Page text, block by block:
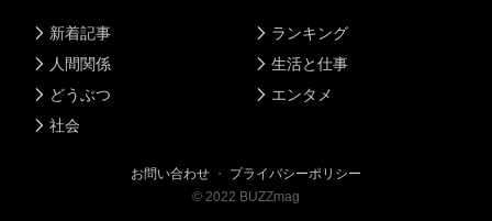
新着記事
人間関係
どうぶつ
社会
ランキング
生活と仕事
エンタメ
お問い合わせ ・ プライバシーポリシー
© 2022 BUZZmag